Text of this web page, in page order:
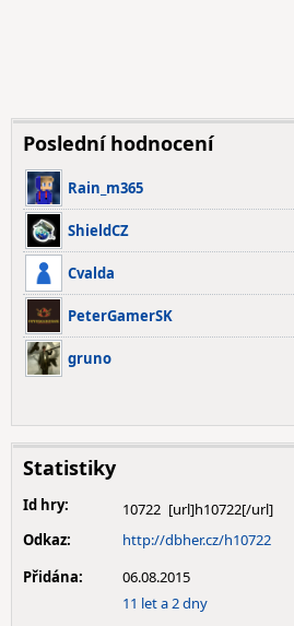
Poslední hodnocení
Rain_m365
ShieldCZ
Cvalda
PeterGamerSK
gruno
Statistiky
Id hry:
10722
Odkaz:
http://dbher.cz/h10722
Přidána:
06.08.2015
11 let a 2 dny